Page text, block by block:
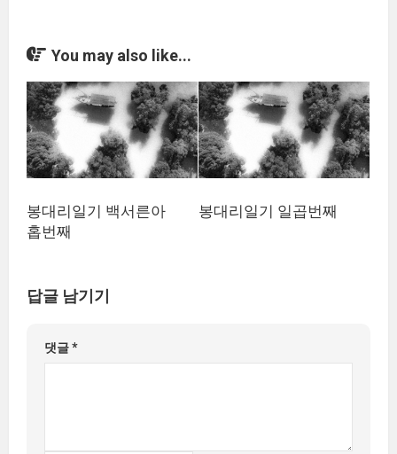
You may also like...
봉대리일기 백서른아
홉번째
봉대리일기 일곱번째
답글 남기기
댓글*